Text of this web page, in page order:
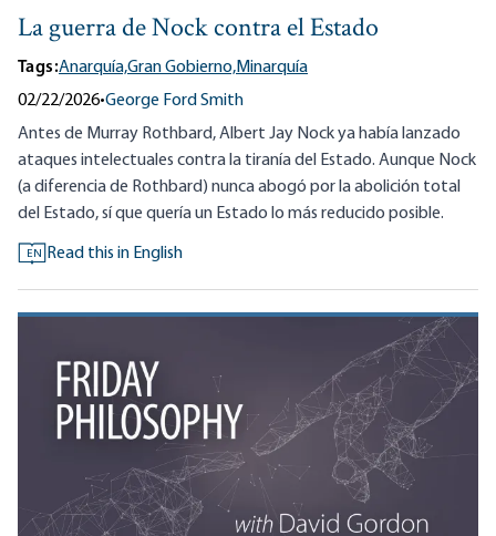
La guerra de Nock contra el Estado
Tags:Anarquía,Gran Gobierno,Minarquía
02/22/2026•George Ford Smith
Antes de Murray Rothbard, Albert Jay Nock ya había lanzado
ataques intelectuales contra la tiranía del Estado. Aunque Nock
(a diferencia de Rothbard) nunca abogó por la abolición total
del Estado, sí que quería un Estado lo más reducido posible.
EN Read this in English